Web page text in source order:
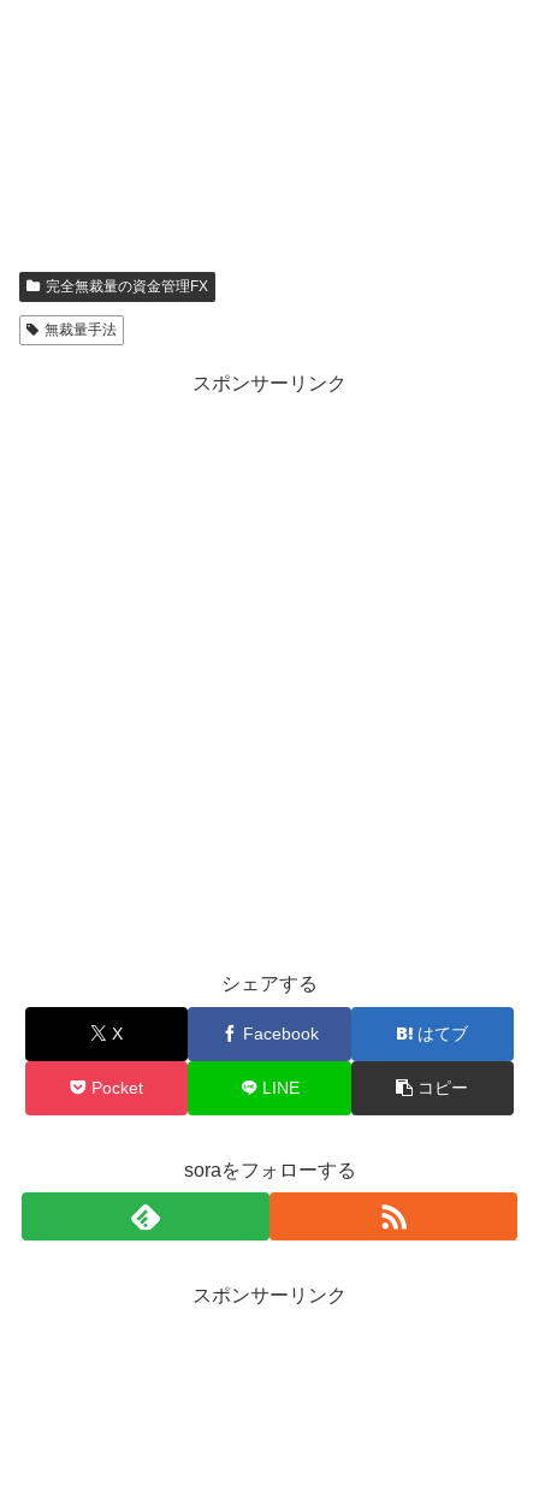
完全無裁量の資金管理FX
無裁量手法
スポンサーリンク
シェアする
X Facebook はてブ
Pocket LINE コピー
soraをフォローする
スポンサーリンク